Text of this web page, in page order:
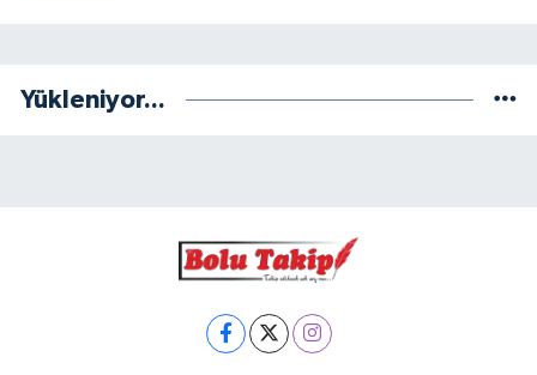
Yükleniyor...